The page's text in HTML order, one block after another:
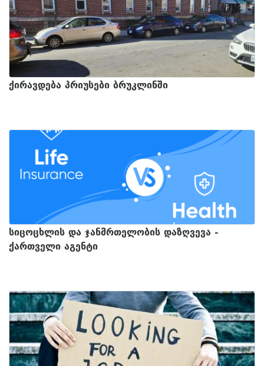
ქირავდება პრიუსები ბრუკლინში
სიცოცხლის და ჯანმრთელობის დაზღვევა -
ქართველი აგენტი